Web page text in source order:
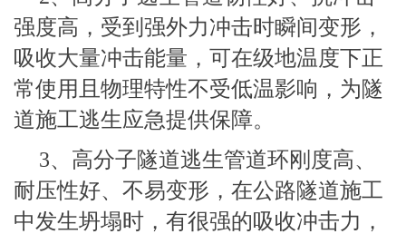
强度高，受到强外力冲击时瞬间变形，
吸收大量冲击能量，可在级地温度下正
常使用且物理特性不受低温影响，为隧
道施工逃生应急提供保障。
3、高分子隧道逃生管道环刚度高、
耐压性好、不易变形，在公路隧道施工
中发生坍塌时，有很强的吸收冲击力，